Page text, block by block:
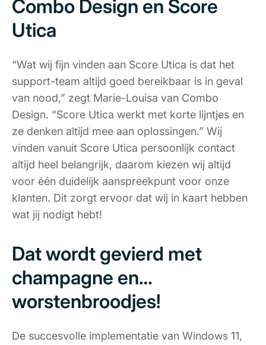
Combo Design en Score
Utica
“Wat wij fijn vinden aan Score Utica is dat het
support-team altijd goed bereikbaar is in geval
van nood,” zegt Marie-Louisa van Combo
Design. “Score Utica werkt met korte lijntjes en
ze denken altijd mee aan oplossingen.” Wij
vinden vanuit Score Utica persoonlijk contact
altijd heel belangrijk, daarom kiezen wij altijd
voor één duidelijk aanspreekpunt voor onze
klanten. Dit zorgt ervoor dat wij in kaart hebben
wat jij nodigt hebt!
Dat wordt gevierd met
champagne en…
worstenbroodjes!
De succesvolle implementatie van Windows 11,